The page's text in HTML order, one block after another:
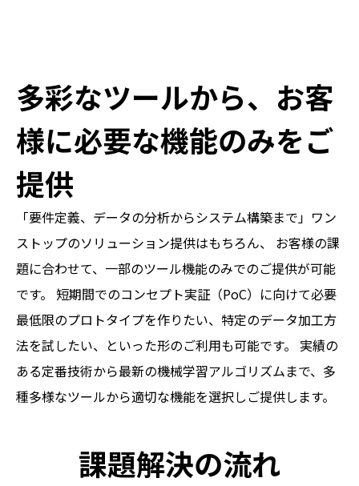
多彩なツールから、お客
様に必要な機能のみをご
提供
「要件定義、データの分析からシステム構築まで」ワン
ストップのソリューション提供はもちろん、 お客様の課
題に合わせて、一部のツール機能のみでのご提供が可能
です。 短期間でのコンセプト実証（PoC）に向けて必要
最低限のプロトタイプを作りたい、特定のデータ加工方
法を試したい、といった形のご利用も可能です。 実績の
ある定番技術から最新の機械学習アルゴリズムまで、多
種多様なツールから適切な機能を選択しご提供します。
課題解決の流れ